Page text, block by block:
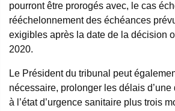
pourront être prorogés avec, le cas
rééchelonnement des échéances
exigibles après la date de la décision
2020.
Le Président du tribunal peut
nécessaire, prolonger les délais
à l’état d’urgence sanitaire plus trois